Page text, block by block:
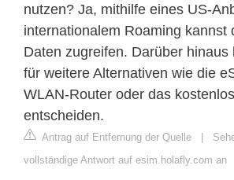
nutzen? Ja, mithilfe eines US-
internationalem Roaming kannst
Daten zugreifen. Darüber hinaus
für weitere Alternativen wie die
WLAN-Router oder das
entscheiden.
Antrag auf Entfernung der Quelle
vollständige Antwort auf esim.holafly.com an